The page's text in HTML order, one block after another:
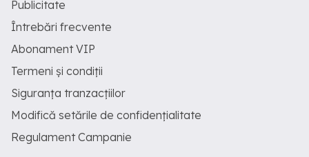
Publicitate
Întrebări frecvente
Abonament VIP
Termeni și condiții
Siguranța tranzacțiilor
Modifică setările de confidențialitate
Regulament Campanie